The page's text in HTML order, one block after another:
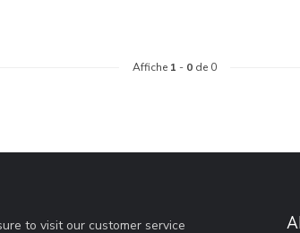
Affiche 1 - 0 de 0
to visit our customer service